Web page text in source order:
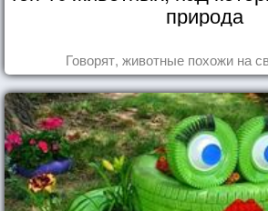
природа
Говорят, животные похожи на